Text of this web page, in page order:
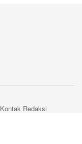
Kontak Redaksi